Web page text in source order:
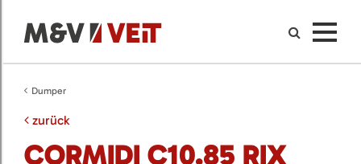
Dumper
zurück
CORMIDI C10.85 RIX